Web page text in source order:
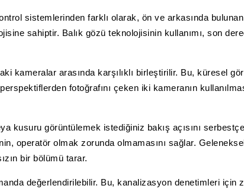
sistemlerinden farklı olarak, ön ve arkasında
sahiptir. Balık gözü teknolojisinin kullanımı, son
kameralar arasında karşılıklı birleştirilir. Bu, küresel
fotoğrafını çeken iki kameranın
kusuru görüntülemek istediğiniz bakış açısını
operatör olmak zorunda olmamasını sağlar.
bir bölümü tarar.
değerlendirilebilir. Bu, kanalizasyon denetimleri için